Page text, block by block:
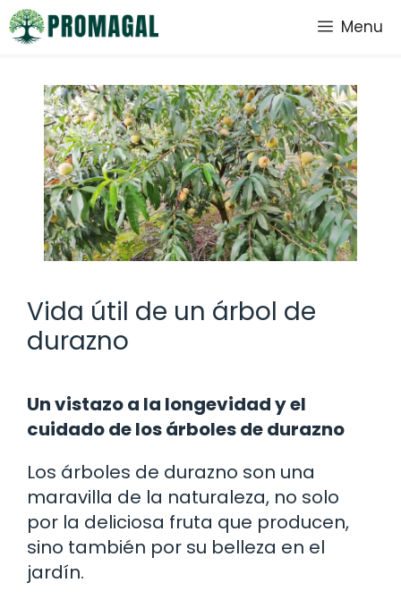
Saltar
al
Menu
Vida útil de un árbol de
durazno
Un vistazo a la longevidad y el
cuidado de los árboles de durazno
Los árboles de durazno son una
maravilla de la naturaleza, no solo
por la deliciosa fruta que producen,
sino también por su belleza en el
jardín.